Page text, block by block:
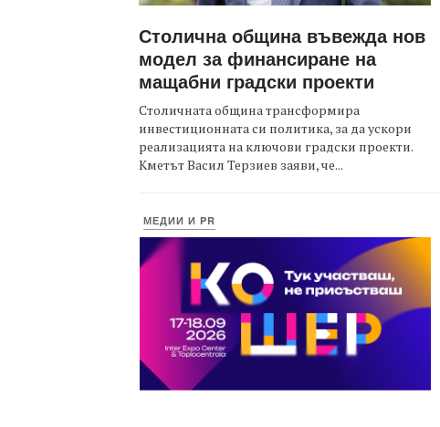
Столична община въвежда нов
модел за финансиране на
мащабни градски проекти
Столичната община трансформира
инвестиционната си политика, за да ускори
реализацията на ключови градски проекти.
Кметът Васил Терзиев заяви, че...
МЕДИИ И PR